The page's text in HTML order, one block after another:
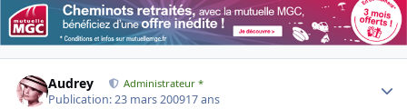
Audrey Administrateur *
Publication:23 mars 200917 ans